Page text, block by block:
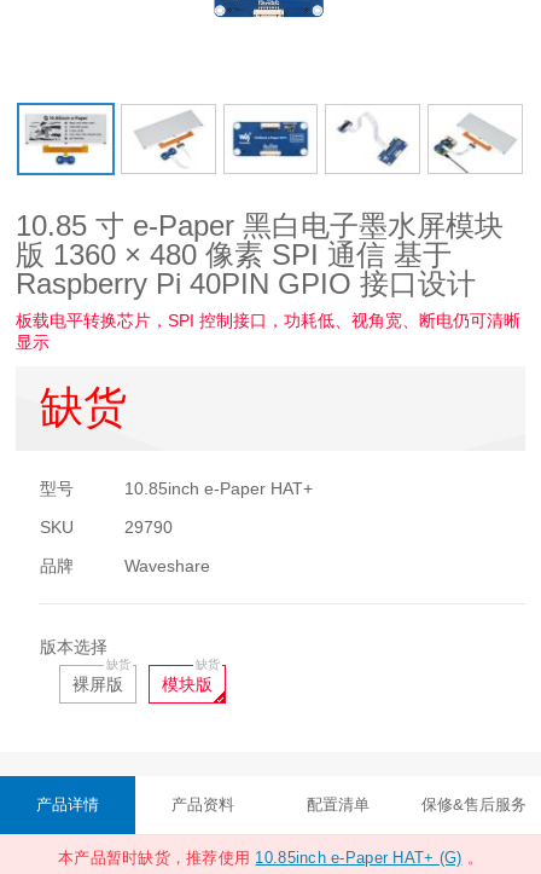
10.85 寸 e-Paper 黑白电子墨水屏模块
版 1360 × 480 像素 SPI 通信 基于
Raspberry Pi 40PIN GPIO 接口设计
板载电平转换芯片，SPI 控制接口，功耗低、视角宽、断电仍可清晰
显示
缺货
型号
10.85inch e-Paper HAT+
SKU
29790
品牌
Waveshare
版本选择
裸屏版
模块版
产品详情 产品资料 配置清单 保修&售后服务
本产品暂时缺货，推荐使用 10.85inch e-Paper HAT+ (G) 。